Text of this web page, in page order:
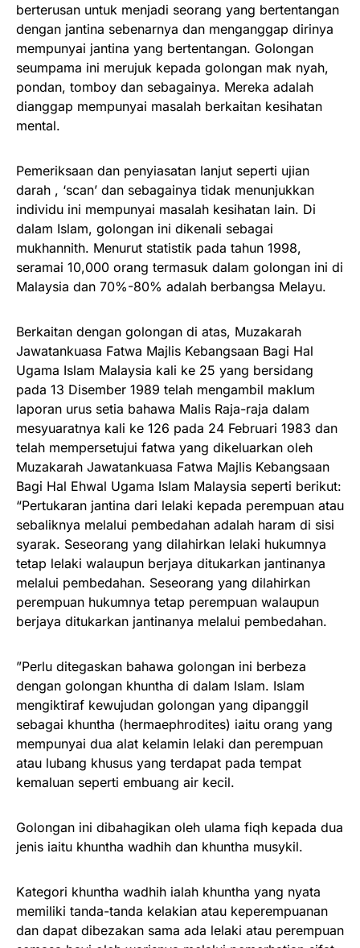
berterusan untuk menjadi seorang yang bertentangan
dengan jantina sebenarnya dan menganggap dirinya
mempunyai jantina yang bertentangan. Golongan
seumpama ini merujuk kepada golongan mak nyah,
pondan, tomboy dan sebagainya. Mereka adalah
dianggap mempunyai masalah berkaitan kesihatan
mental.
Pemeriksaan dan penyiasatan lanjut seperti ujian
darah , ‘scan’ dan sebagainya tidak menunjukkan
individu ini mempunyai masalah kesihatan lain. Di
dalam Islam, golongan ini dikenali sebagai
mukhannith. Menurut statistik pada tahun 1998,
seramai 10,000 orang termasuk dalam golongan ini di
Malaysia dan 70%-80% adalah berbangsa Melayu.
Berkaitan dengan golongan di atas, Muzakarah
Jawatankuasa Fatwa Majlis Kebangsaan Bagi Hal
Ugama Islam Malaysia kali ke 25 yang bersidang
pada 13 Disember 1989 telah mengambil maklum
laporan urus setia bahawa Malis Raja-raja dalam
mesyuaratnya kali ke 126 pada 24 Februari 1983 dan
telah mempersetujui fatwa yang dikeluarkan oleh
Muzakarah Jawatankuasa Fatwa Majlis Kebangsaan
Bagi Hal Ehwal Ugama Islam Malaysia seperti berikut:
“Pertukaran jantina dari lelaki kepada perempuan atau
sebaliknya melalui pembedahan adalah haram di sisi
syarak. Seseorang yang dilahirkan lelaki hukumnya
tetap lelaki walaupun berjaya ditukarkan jantinanya
melalui pembedahan. Seseorang yang dilahirkan
perempuan hukumnya tetap perempuan walaupun
berjaya ditukarkan jantinanya melalui pembedahan.
”Perlu ditegaskan bahawa golongan ini berbeza
dengan golongan khuntha di dalam Islam. Islam
mengiktiraf kewujudan golongan yang dipanggil
sebagai khuntha (hermaephrodites) iaitu orang yang
mempunyai dua alat kelamin lelaki dan perempuan
atau lubang khusus yang terdapat pada tempat
kemaluan seperti embuang air kecil.
Golongan ini dibahagikan oleh ulama fiqh kepada dua
jenis iaitu khuntha wadhih dan khuntha musykil.
Kategori khuntha wadhih ialah khuntha yang nyata
memiliki tanda-tanda kelakian atau keperempuanan
dan dapat dibezakan sama ada lelaki atau perempuan